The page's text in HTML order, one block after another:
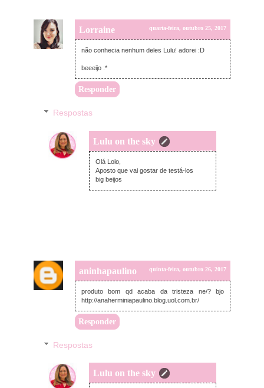
Lorraine quarta-feira, outubro 25, 2017
não conhecia nenhum deles Lulu! adorei :D
beeeijo :*
Responder
Respostas
Lulu on the sky
quinta-feira, outubro 26, 2017
Olá Lolo,
Aposto que vai gostar de testá-los
big beijos
aninhapaulino quinta-feira, outubro 26, 2017
produto bom qd acaba da tristeza ne/? bjo
http://anaherminiapaulino.blog.uol.com.br/
Responder
Respostas
Lulu on the sky
quinta-feira, outubro 26, 2017